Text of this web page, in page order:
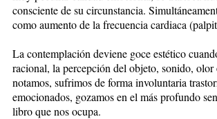
consciente de su circunstancia.
como aumento de la frecuencia cardiaca
La contemplación deviene goce estético
racional, la percepción del objeto, sonido,
notamos, sufrimos de forma involuntaria
emocionados, gozamos en el más profundo
libro que nos ocupa.